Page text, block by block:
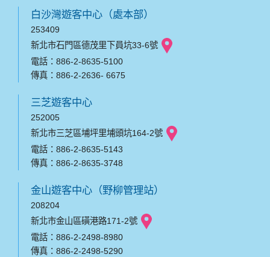
白沙灣遊客中心（處本部）
253409
新北市石門區德茂里下員坑33-6號
電話：886-2-8635-5100
傳真：886-2-2636- 6675
三芝遊客中心
252005
新北市三芝區埔坪里埔頭坑164-2號
電話：886-2-8635-5143
傳真：886-2-8635-3748
金山遊客中心（野柳管理站）
208204
新北市金山區磺港路171-2號
電話：886-2-2498-8980
傳真：886-2-2498-5290